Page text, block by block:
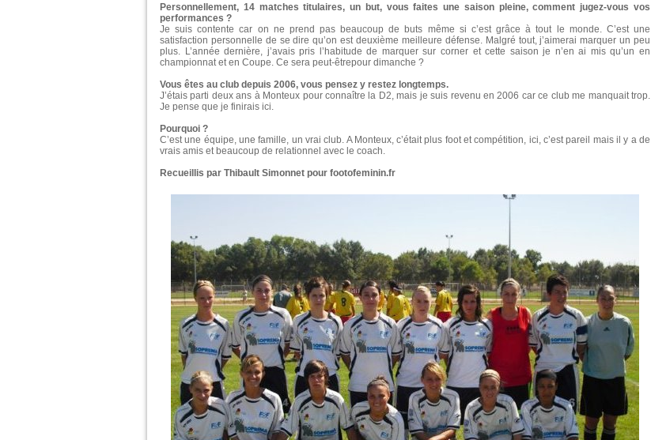
Personnellement, 14 matches titulaires, un but, vous faites une saison pleine, comment jugez-vous vos
performances ?
Je suis contente car on ne prend pas beaucoup de buts même si c’est grâce à tout le monde. C’est une
satisfaction personnelle de se dire qu’on est deuxième meilleure défense. Malgré tout, j’aimerai marquer un peu
plus. L’année dernière, j’avais pris l’habitude de marquer sur corner et cette saison je n’en ai mis qu’un en
championnat et en Coupe. Ce sera peut-êtrepour dimanche ?
Vous êtes au club depuis 2006, vous pensez y restez longtemps.
J’étais parti deux ans à Monteux pour connaître la D2, mais je suis revenu en 2006 car ce club me manquait trop.
Je pense que je finirais ici.
Pourquoi ?
C’est une équipe, une famille, un vrai club. A Monteux, c’était plus foot et compétition, ici, c’est pareil mais il y a de
vrais amis et beaucoup de relationnel avec le coach.
Recueillis par Thibault Simonnet pour footofeminin.fr